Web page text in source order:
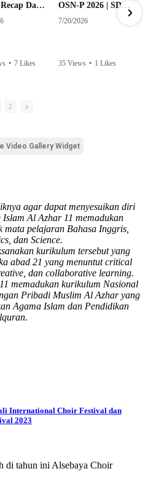
MPLS Recap Day 1 - SDI Al Azhar 11 Surabaya
• 7 Likes
OSN-P 2026 | SD - 20533043 - SD ISLAM AL AZHAR 11 SURABAYA | IPA
7/20/2026
35 Views • 1 Likes
2
Video Gallery Widget
agar dapat menyesuikan diri
Al Azhar 11 memadukan
pelajaran Bahasa Inggris,
dan Science.
kurikulum tersebut yang
abad 21 yang menuntut critical
dan collaborative learning.
memadukan kurikulum Nasional
Pribadi Muslim Al Azhar yang
Agama Islam dan Pendidikan
International Choir Festival dan
2023
di tahun ini Alsebaya Choir